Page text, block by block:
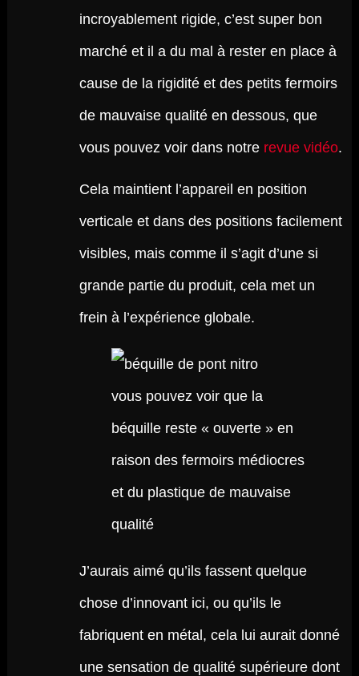
incroyablement rigide, c’est super bon
marché et il a du mal à rester en place à
cause de la rigidité et des petits fermoirs
de mauvaise qualité en dessous, que
vous pouvez voir dans notre revue vidéo.
Cela maintient l’appareil en position
verticale et dans des positions facilement
visibles, mais comme il s’agit d’une si
grande partie du produit, cela met un
frein à l’expérience globale.
vous pouvez voir que la
béquille reste « ouverte » en
raison des fermoirs médiocres
et du plastique de mauvaise
qualité
J’aurais aimé qu’ils fassent quelque
chose d’innovant ici, ou qu’ils le
fabriquent en métal, cela lui aurait donné
une sensation de qualité supérieure dont